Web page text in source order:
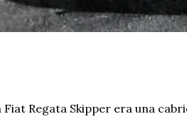
Fiat Regata Skipper era una